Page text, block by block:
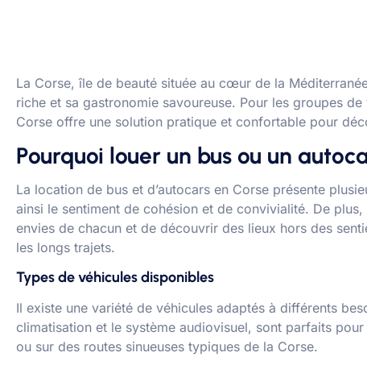
La Corse, île de beauté située au cœur de la
riche et sa gastronomie savoureuse. Pour les groupes
Corse offre une solution pratique et confortable pour
Pourquoi louer un bus ou un
La location de bus et d’autocars en Corse présente
ainsi le sentiment de cohésion et de convivialité. De
envies de chacun et de découvrir des lieux hors des
les longs trajets.
Types de véhicules disponibles
Il existe une variété de véhicules adaptés à différents
climatisation et le système audiovisuel, sont parfaits
ou sur des routes sinueuses typiques de la Corse.